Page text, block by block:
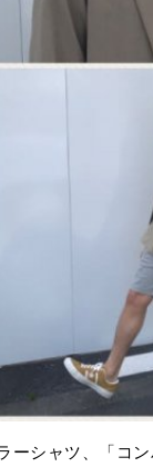
ーシャツ、「コ